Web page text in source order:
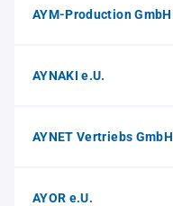
AYM-Production GmbH
AYNAKI e.U.
AYNET Vertriebs GmbH
AYOR e.U.